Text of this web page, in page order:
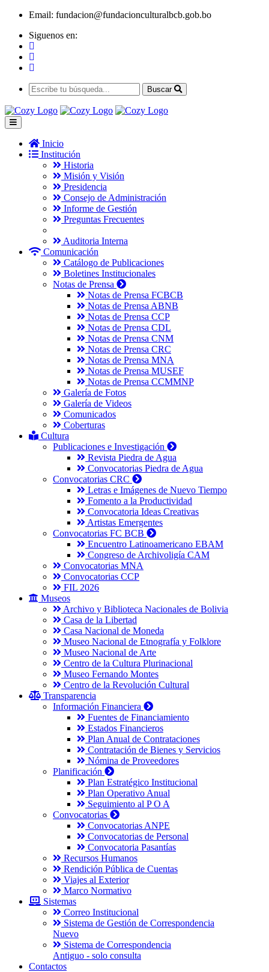
Email: fundacion@fundacionculturalbcb.gob.bo
Siguenos en:
Buscar
Inicio
Institución
Historia
Misión y Visión
Presidencia
Consejo de Administración
Informe de Gestión
Preguntas Frecuentes
Auditoria Interna
Comunicación
Catálogo de Publicaciones
Boletines Institucionales
Notas de Prensa
Notas de Prensa FCBCB
Notas de Prensa ABNB
Notas de Prensa CCP
Notas de Prensa CDL
Notas de Prensa CNM
Notas de Prensa CRC
Notas de Prensa MNA
Notas de Prensa MUSEF
Notas de Prensa CCMMNP
Galería de Fotos
Galería de Videos
Comunicados
Coberturas
Cultura
Publicaciones e Investigación
Revista Piedra de Agua
Convocatorias Piedra de Agua
Convocatorias CRC
Letras e Imágenes de Nuevo Tiempo
Fomento a la Productividad
Convocatoria Ideas Creativas
Artistas Emergentes
Convocatorias FC BCB
Encuentro Latinoamericano EBAM
Congreso de Archivoligía CAM
Convocatorias MNA
Convocatorias CCP
FIL 2026
Museos
Archivo y Biblioteca Nacionales de Bolivia
Casa de la Libertad
Casa Nacional de Moneda
Museo Nacional de Etnografía y Folklore
Museo Nacional de Arte
Centro de la Cultura Plurinacional
Museo Fernando Montes
Centro de la Revolución Cultural
Transparencia
Información Financiera
Fuentes de Financiamiento
Estados Financieros
Plan Anual de Contrataciones
Contratación de Bienes y Servicios
Nómina de Proveedores
Planificación
Plan Estratégico Institucional
Plan Operativo Anual
Seguimiento al P O A
Convocatorias
Convocatorias ANPE
Convocatorias de Personal
Convocatoria Pasantías
Recursos Humanos
Rendición Pública de Cuentas
Viajes al Exterior
Marco Normativo
Sistemas
Correo Institucional
Sistema de Gestión de Correspondencia
Nuevo
Sistema de Correspondencia
Antiguo - solo consulta
Contactos